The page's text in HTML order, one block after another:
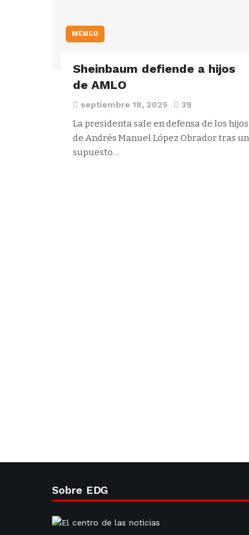
MÉXICO
Sheinbaum defiende a hijos
de AMLO
septiembre 18, 2025 39
La presidenta sale en defensa de los hijos
de Andrés Manuel López Obrador tras un
supuesto…
Sobre EDG